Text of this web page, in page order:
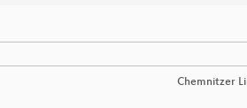
Chemnitzer